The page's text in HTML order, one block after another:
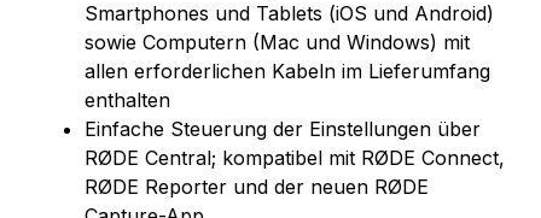
Smartphones und Tablets (iOS und Android)
sowie Computern (Mac und Windows) mit
allen erforderlichen Kabeln im Lieferumfang
enthalten
Einfache Steuerung der Einstellungen über
RØDE Central; kompatibel mit RØDE Connect,
RØDE Reporter und der neuen RØDE